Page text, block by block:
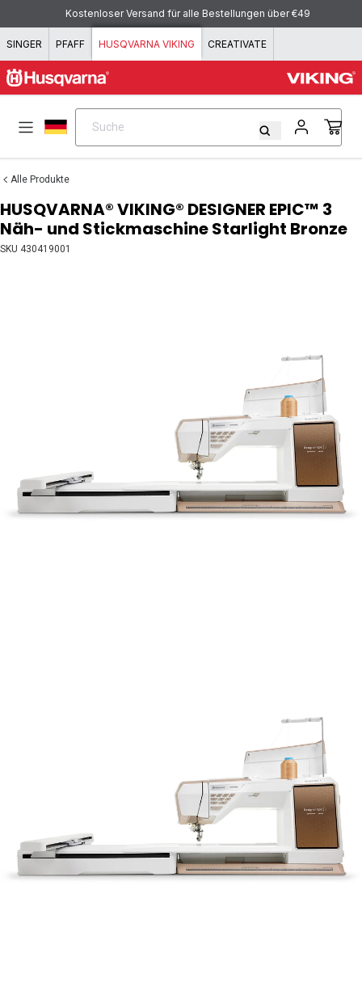
Zum Inhalt springen
Bezahlen mit KLARNA - flexibel und einfach!
SINGER PFAFF HUSQVARNA VIKING CREATIVATE
Suche
Alle Produkte
HUSQVARNA® VIKING® DESIGNER EPIC™ 3
Näh- und Stickmaschine Starlight Bronze
SKU 430419001